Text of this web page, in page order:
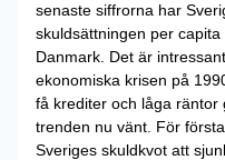
senaste siffrorna har
skuldsättningen per
Danmark. Det är
ekonomiska krisen på
få krediter och låga
trenden nu vänt. För
Sveriges skuldkvot att